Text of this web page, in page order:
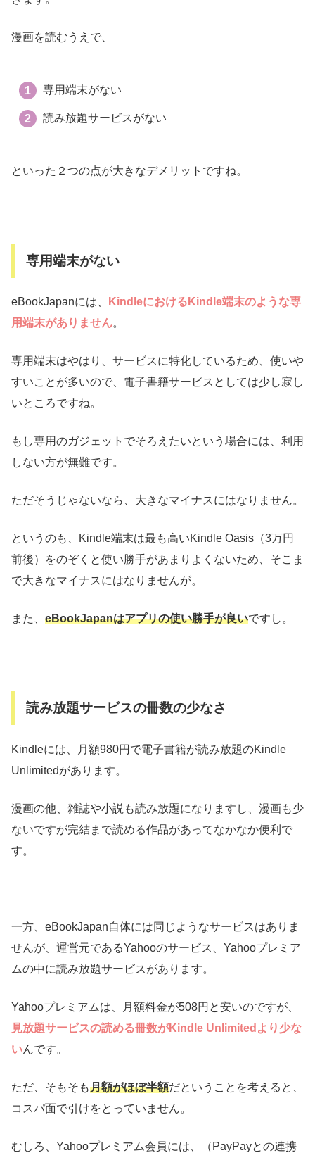
漫画を読むうえで、
専用端末がない
読み放題サービスがない
といった２つの点が大きなデメリットですね。
専用端末がない
eBookJapanには、
KindleにおけるKindle端末のような専
用端末がありません。
専用端末はやはり、サービスに特化しているため、使いや
すいことが多いので、電子書籍サービスとしては少し寂し
いところですね。
もし専用のガジェットでそろえたいという場合には、利用
しない方が無難です。
ただそうじゃないなら、大きなマイナスにはなりません。
というのも、Kindle端末は最も高いKindle Oasis（3万円
前後）をのぞくと使い勝手があまりよくないため、そこま
で大きなマイナスにはなりませんが。
また、 eBookJapanはアプリの使い勝手が良いですし。
読み放題サービスの冊数の少なさ
Kindleには、月額980円で電子書籍が読み放題のKindle
Unlimitedがあります。
漫画の他、雑誌や小説も読み放題になりますし、漫画も少
ないですが完結まで読める作品があってなかなか便利で
す。
一方、eBookJapan自体には同じようなサービスはありま
せんが、運営元であるYahooのサービス、Yahooプレミア
ムの中に読み放題サービスがあります。
Yahooプレミアムは、月額料金が508円と安いのですが、
見放題サービスの読める冊数がKindle Unlimitedより少な
いんです。
ただ、そもそも月額がほぼ半額だということを考えると、
コスパ面で引けをとっていません。
むしろ、Yahooプレミアム会員には、（PayPayとの連携